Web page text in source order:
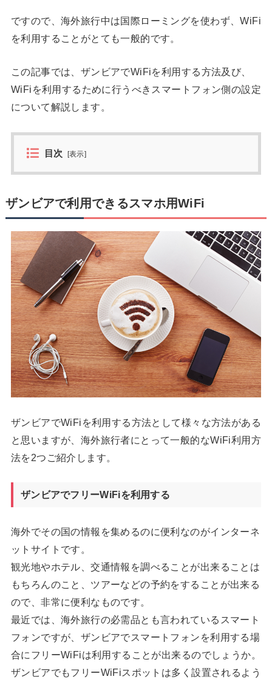
ですので、海外旅行中は国際ローミングを使わず、WiFi
を利用することがとても一般的です。
この記事では、ザンビアでWiFiを利用する方法及び、
WiFiを利用するために行うべきスマートフォン側の設定
について解説します。
目次 [表示]
ザンビアで利用できるスマホ用WiFi
ザンビアでWiFiを利用する方法として様々な方法がある
と思いますが、海外旅行者にとって一般的なWiFi利用方
法を2つご紹介します。
ザンビアでフリーWiFiを利用する
海外でその国の情報を集めるのに便利なのがインターネ
ットサイトです。
観光地やホテル、交通情報を調べることが出来ることは
もちろんのこと、ツアーなどの予約をすることが出来る
ので、非常に便利なものです。
最近では、海外旅行の必需品とも言われているスマート
フォンですが、ザンビアでスマートフォンを利用する場
合にフリーWiFiは利用することが出来るのでしょうか。
ザンビアでもフリーWiFiスポットは多く設置されるよう